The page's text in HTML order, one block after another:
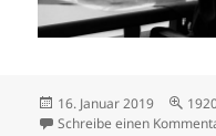
Veröffentlicht
am
16. Januar 2019
Volle
Schreibe einen